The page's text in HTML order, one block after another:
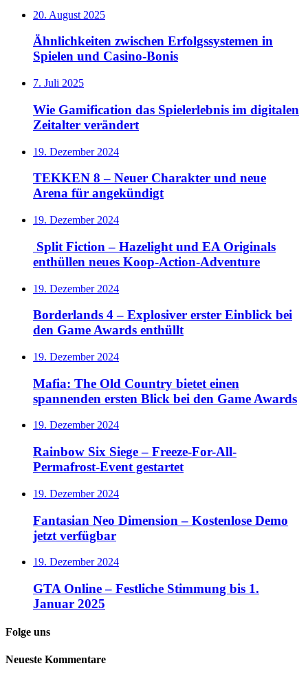
20. August 2025
Ähnlichkeiten zwischen Erfolgssystemen in
Spielen und Casino‑Bonis
7. Juli 2025
Wie Gamification das Spielerlebnis im digitalen
Zeitalter verändert
19. Dezember 2024
TEKKEN 8 – Neuer Charakter und neue
Arena für angekündigt
19. Dezember 2024
Split Fiction – Hazelight und EA Originals
enthüllen neues Koop-Action-Adventure
19. Dezember 2024
Borderlands 4 – Explosiver erster Einblick bei
den Game Awards enthüllt
19. Dezember 2024
Mafia: The Old Country bietet einen
spannenden ersten Blick bei den Game Awards
19. Dezember 2024
Rainbow Six Siege – Freeze-For-All-
Permafrost-Event gestartet
19. Dezember 2024
Fantasian Neo Dimension – Kostenlose Demo
jetzt verfügbar
19. Dezember 2024
GTA Online – Festliche Stimmung bis 1.
Januar 2025
Folge uns
Neueste Kommentare